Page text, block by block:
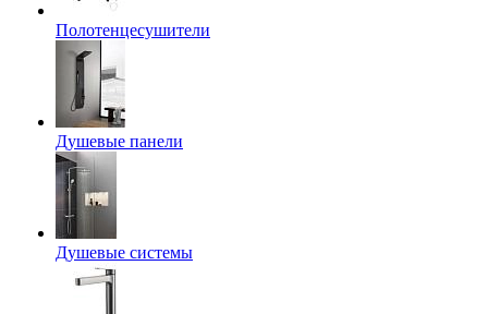
Полотенцесушители
Душевые панели
Душевые системы